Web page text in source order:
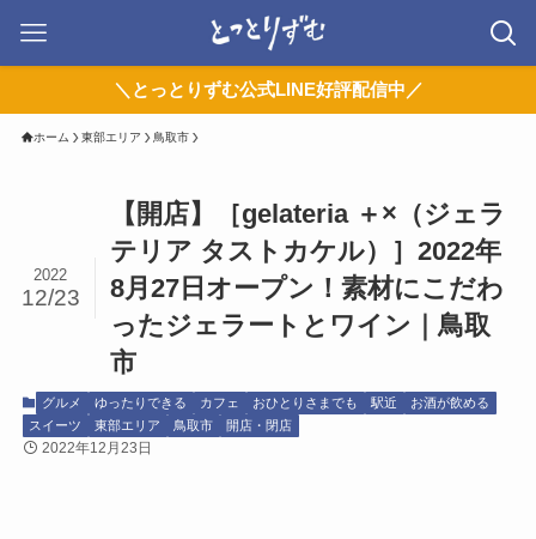
＼とっとりずむ公式LINE好評配信中／
ホーム 東部エリア 鳥取市
【開店】［gelateria ＋×（ジェラ
テリア タストカケル）］2022年
8月27日オープン！素材にこだわ
ったジェラートとワイン｜鳥取
市
2022
12/23
グルメ ゆったりできる カフェ おひとりさまでも 駅近
お酒が飲める
スイーツ
東部エリア 鳥取市 開店・閉店
2022年12月23日